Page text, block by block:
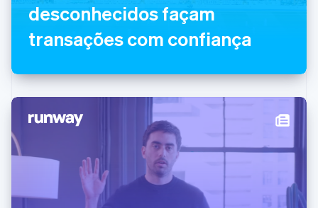
desconhecidos façam
transações com confiança
Lituânia
Luxemburgo
Malásia
English
México
Noruega
Nova Zelândia
English